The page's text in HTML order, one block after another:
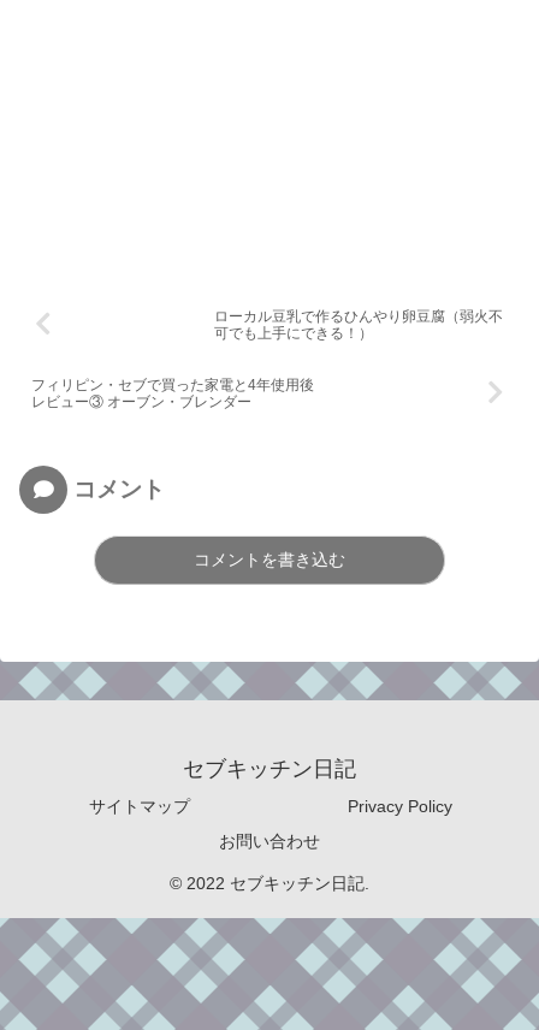
ローカル豆乳で作るひんやり卵豆腐（弱火不
可でも上手にできる！）
フィリピン・セブで買った家電と4年使用後
レビュー③ オーブン・ブレンダー
コメント
コメントを書き込む
セブキッチン日記
サイトマップ
Privacy Policy
お問い合わせ
© 2022 セブキッチン日記.